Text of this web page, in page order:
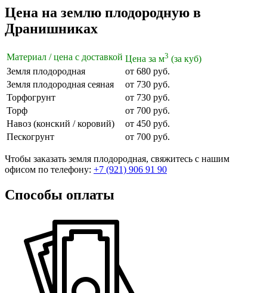
Цена на землю плодородную в
Дранишниках
Материал / цена с доставкой Цена за м3 (за куб)
Земля плодородная
от 680 руб.
Земля плодородная сеяная
от 730 руб.
Торфогрунт
от 730 руб.
Торф
от 700 руб.
Навоз (конский / коровий)
от 450 руб.
Пескогрунт
от 700 руб.
Чтобы заказать земля плодородная, свяжитесь с нашим
офисом по телефону: +7 (921) 906 91 90
Способы оплаты